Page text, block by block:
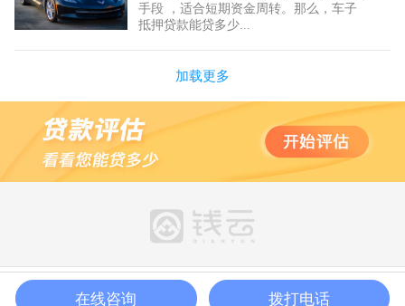
手段 ，适合短期资金周转。那么，车子
抵押贷款能贷多少...
加载更多
在线咨询 拨打电话